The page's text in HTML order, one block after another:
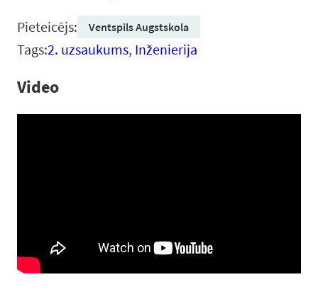
Pieteicējs: Ventspils Augstskola
Tags:2. uzsaukums, Inženierija
Video